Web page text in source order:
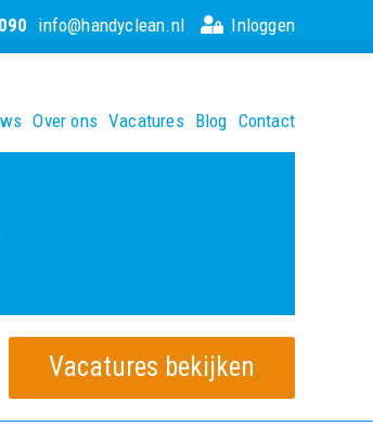
Inloggen
info@handyclean.nl
Over ons Vacatures Blog Contact
Vacatures bekijken